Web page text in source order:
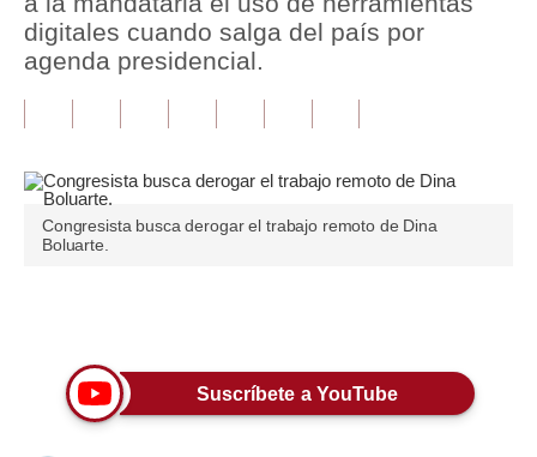
Tu Dinero
Finanzas Personales
Tendencias
digitales cuando salga del país por
agenda presidencial.
Congresista busca derogar el trabajo remoto de Dina
Boluarte.
Suscríbete a YouTube